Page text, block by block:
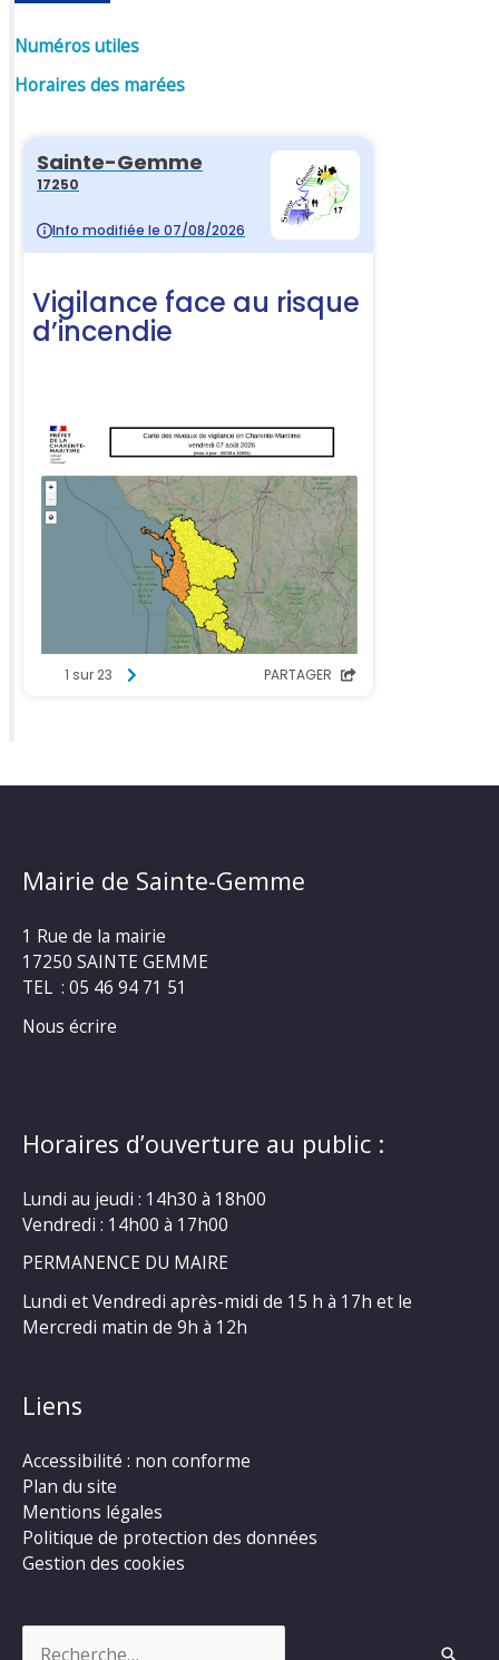
Numéros utiles
Horaires des marées
Mairie de Sainte-Gemme
1 Rue de la mairie
17250 SAINTE GEMME
TEL : 05 46 94 71 51
Nous écrire
Horaires d’ouverture au public :
Lundi au jeudi : 14h30 à 18h00
Vendredi : 14h00 à 17h00
PERMANENCE DU MAIRE
Lundi et Vendredi après-midi de 15 h à 17h et le
Mercredi matin de 9h à 12h
Liens
Accessibilité : non conforme
Plan du site
Mentions légales
Politique de protection des données
Gestion des cookies